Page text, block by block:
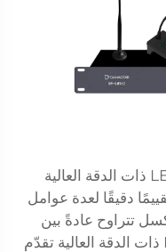
يتطلب تحديد ما إذا كانت شاشة LED ذات الدقة العالية
دقيقًا لعدة عوامل
تتراوح عادةً بين
٠٫٦ مم و٢٫٥ مم، فإن شاشات LED ذات الدقة العالية تقدّم